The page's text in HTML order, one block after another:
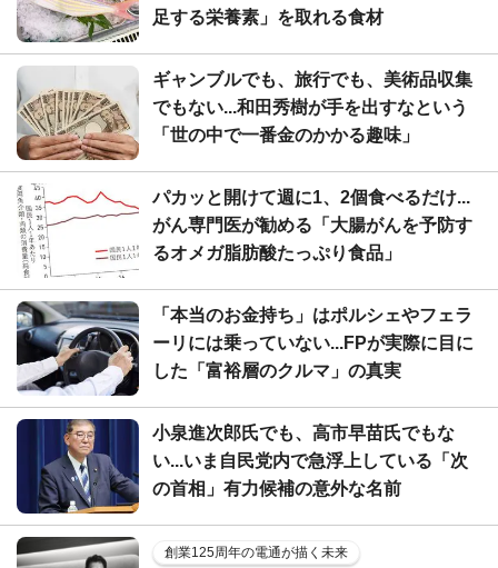
足する栄養素」を取れる食材
ギャンブルでも、旅行でも、美術品収集
でもない...和田秀樹が手を出すなという
「世の中で一番金のかかる趣味」
パカッと開けて週に1、2個食べるだけ...
がん専門医が勧める「大腸がんを予防す
るオメガ脂肪酸たっぷり食品」
「本当のお金持ち」はポルシェやフェラ
ーリには乗っていない...FPが実際に目に
した「富裕層のクルマ」の真実
小泉進次郎氏でも、高市早苗氏でもな
い...いま自民党内で急浮上している「次
の首相」有力候補の意外な名前
創業125周年の電通が描く未来